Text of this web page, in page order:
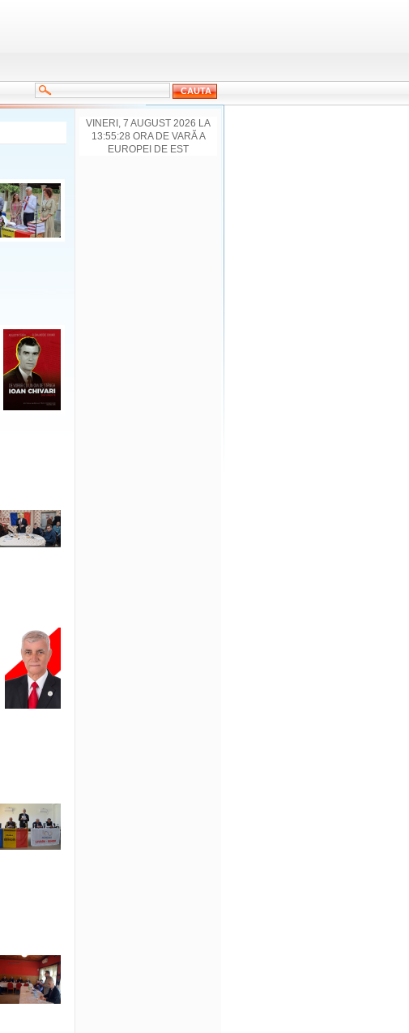
VINERI, 7 AUGUST 2026 LA
13:55:28 ORA DE VARĂ A
EUROPEI DE EST